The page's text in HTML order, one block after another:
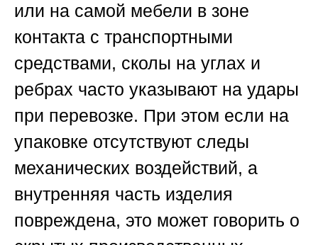
или на самой мебели в зоне
контакта с транспортными
средствами, сколы на углах и
ребрах часто указывают на удары
при перевозке. При этом если на
упаковке отсутствуют следы
механических воздействий, а
внутренняя часть изделия
повреждена, это может говорить о